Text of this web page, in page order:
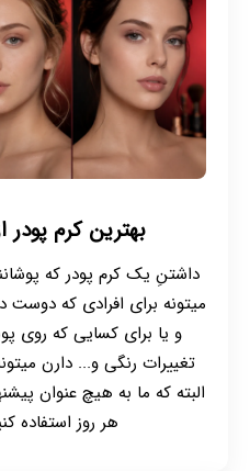
بهترین کرم پودر
داشتنِ یک کرم پودر که
میتونه برای افرادی که
و یا برای کسایی که
تغییرات رنگی و... دارن
البته که ما به هیچ عنوان
هر روز استفاده